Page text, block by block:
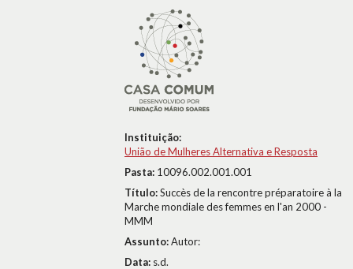
Instituição:
União de Mulheres Alternativa e Resposta
Pasta: 10096.002.001.001
Título:Succès de la rencontre préparatoire à la
Marche mondiale des femmes en l'an 2000 -
MMM
Assunto:Autor:
Data: s.d.